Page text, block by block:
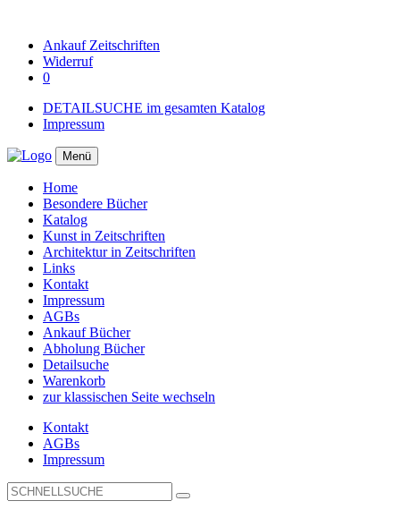
AnkaufZeitschriften
Widerruf
0
DETAILSUCHE im gesamten Katalog
Impressum
Menü
Home
Besondere Bücher
Katalog
Kunst in Zeitschriften
Architektur in Zeitschriften
Links
Kontakt
Impressum
AGBs
Ankauf Bücher
Abholung Bücher
Detailsuche
Warenkorb
zur klassischen Seite wechseln
Kontakt
AGBs
Impressum